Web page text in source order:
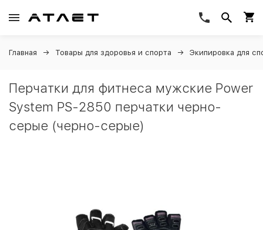
Главная Товары для здоровья и спорта Экипировка для
Перчатки для фитнеса мужские Power
System PS-2850 перчатки черно-
серые (черно-серые)